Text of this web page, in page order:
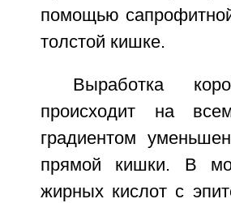
помощью
толстой кишке.
Выработка
происходит на
градиентом
прямой кишки. В
жирных кислот с